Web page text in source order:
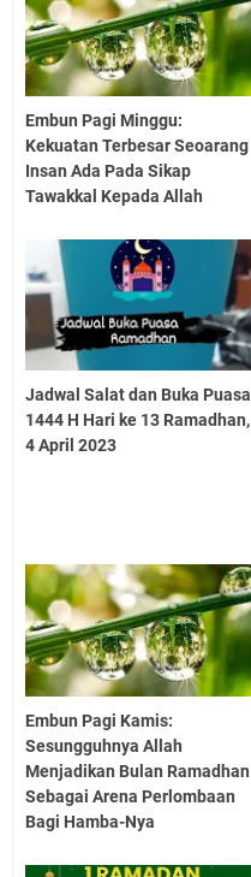
Embun Pagi Minggu:
Kekuatan Terbesar Seoarang
Insan Ada Pada Sikap
Tawakkal Kepada Allah
Jadwal Salat dan Buka Puasa
1444 H Hari ke 13 Ramadhan,
4 April 2023
Embun Pagi Kamis:
Sesungguhnya Allah
Menjadikan Bulan Ramadhan
Sebagai Arena Perlombaan
Bagi Hamba-Nya